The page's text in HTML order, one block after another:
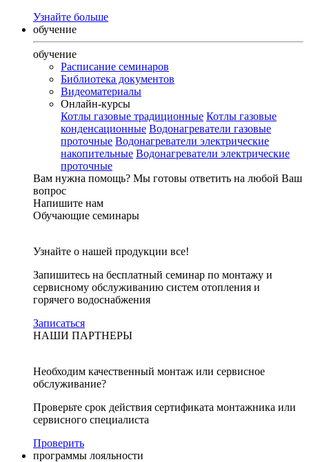
Узнайте больше
обучение
обучение
Расписание семинаров
Библиотека документов
Видеоматериалы
Онлайн-курсы
Котлы газовые традиционные Котлы газовые
конденсационные Водонагреватели газовые
проточные Водонагреватели электрические
накопительные Водонагреватели электрические
проточные
Вам нужна помощь? Мы готовы ответить на любой Ваш
вопрос
Напишите нам
Обучающие семинары
Узнайте о нашей продукции все!
Запишитесь на бесплатный семинар по монтажу и
сервисному обслуживанию систем отопления и
горячего водоснабжения
Записаться
НАШИ ПАРТНЕРЫ
Необходим качественный монтаж или сервисное
обслуживание?
Проверьте срок действия сертификата монтажника или
сервисного специалиста
Проверить
программы лояльности